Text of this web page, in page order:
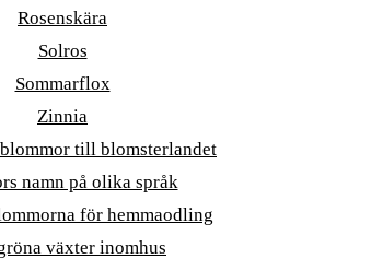
Rosenskära
Solros
Sommarflox
Zinnia
till blomsterlandet
namn på olika språk
för hemmaodling
växter inomhus